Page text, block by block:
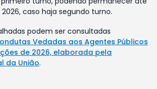
caso haja segundo turno.
podem ser consultadas
Vedadas aos Agentes Públicos
de 2026, elaborada pela
da União.